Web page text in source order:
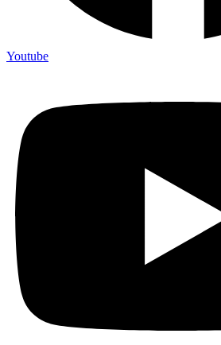
Youtube